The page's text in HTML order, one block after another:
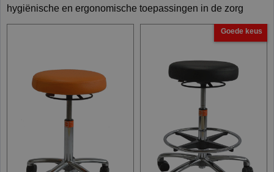
hygiënische en ergonomische toepassingen in de zorg
Goede keus